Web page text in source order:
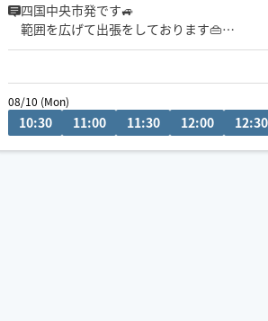
22:00 22:30 21:00 21:30 22:00
四国中央市発です🚙
範囲を広げて出張をしております👜
お時間のご要望がございましたら、一度メ
※市外からのご予約の場合は施術時間90分
おります。
ご家族、ペットがご一緒でもご利用可能で
08/10 (Mon)
10:30 11:00 11:30 12:00 12:30